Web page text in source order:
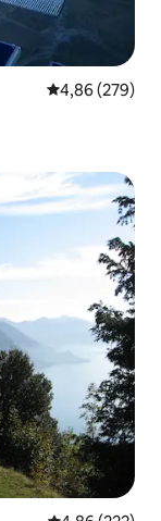
5 üzerinden
4,86 (279)